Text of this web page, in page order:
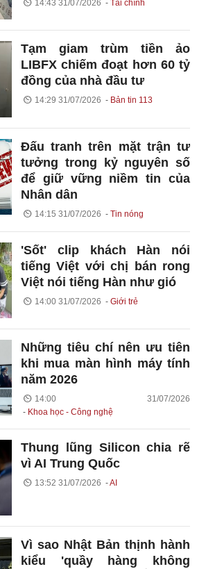
14:43 31/07/2026 Tài chính
Tạm giam trùm tiền ảo
LIBFX chiếm đoạt hơn 60 tỷ
đồng của nhà đầu tư
14:29 31/07/2026 Bản tin 113
Đấu tranh trên mặt trận tư
tưởng trong kỷ nguyên số
để giữ vững niềm tin của
Nhân dân
14:15 31/07/2026 Tin nóng
'Sốt' clip khách Hàn nói
tiếng Việt với chị bán rong
Việt nói tiếng Hàn như gió
14:00 31/07/2026 Giới trẻ
Những tiêu chí nên ưu tiên
khi mua màn hình máy tính
năm 2026
14:00 31/07/2026
Khoa học - Công nghệ
Thung lũng Silicon chia rẽ
vì AI Trung Quốc
13:52 31/07/2026 AI
Vì sao Nhật Bản thịnh hành
kiểu 'quầy hàng không